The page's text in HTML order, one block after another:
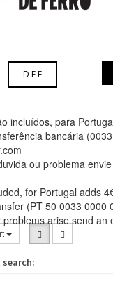
D E F
incluídos, para
bancária
ou problema
for Portugal adds
(PT 50 0033 0000
arise send an
search: